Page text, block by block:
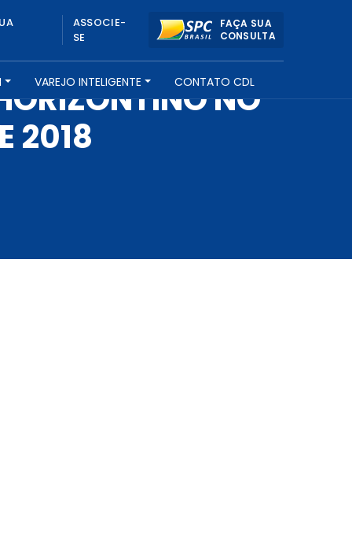
ASSOCIE-
SE
FAÇA SUA
CONSULTA
VAREJO INTELIGENTE CONTATO CDL
NO
2018